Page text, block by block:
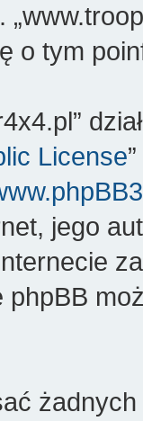
o tym
License
jego
phpBB